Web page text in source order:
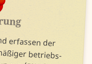
er­fassen der
Belege, Er­stellung regel­mäßiger betriebs­
(BWA) und
Auf Wunsch
Unter­lagen,
oder